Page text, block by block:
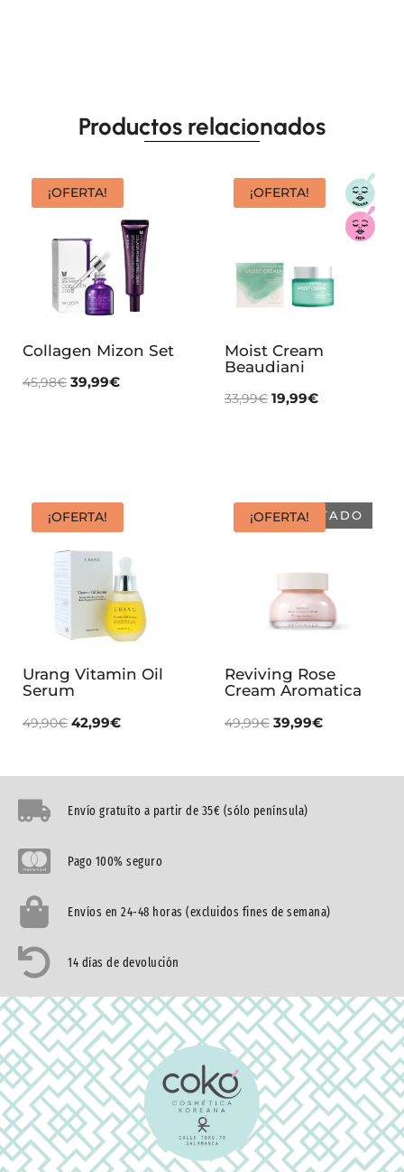
Productos relacionados
¡OFERTA!
Collagen Mizon Set
45,98€ 39,99€
¡OFERTA!
Moist Cream
Beaudiani
33,99€ 19,99€
¡OFERTA!
Urang Vitamin Oil
Serum
49,90€ 42,99€
¡OFERTA!AGOTADO
Reviving Rose
Cream Aromatica
49,99€ 39,99€
Envío gratuíto a partir de 35€ (sólo península)
Pago 100% seguro
Envíos en 24-48 horas (excluidos fines de semana)
14 días de devolución